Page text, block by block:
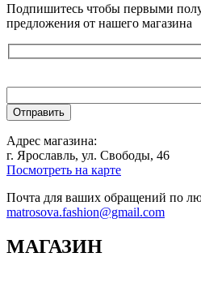
Подпишитесь чтобы первыми
предложения от нашего магазина
Адрес магазина:
г. Ярославль, ул. Свободы, 46
Посмотреть на карте
Почта для ваших обращений по
matrosova.fashion@gmail.com
МАГАЗИН